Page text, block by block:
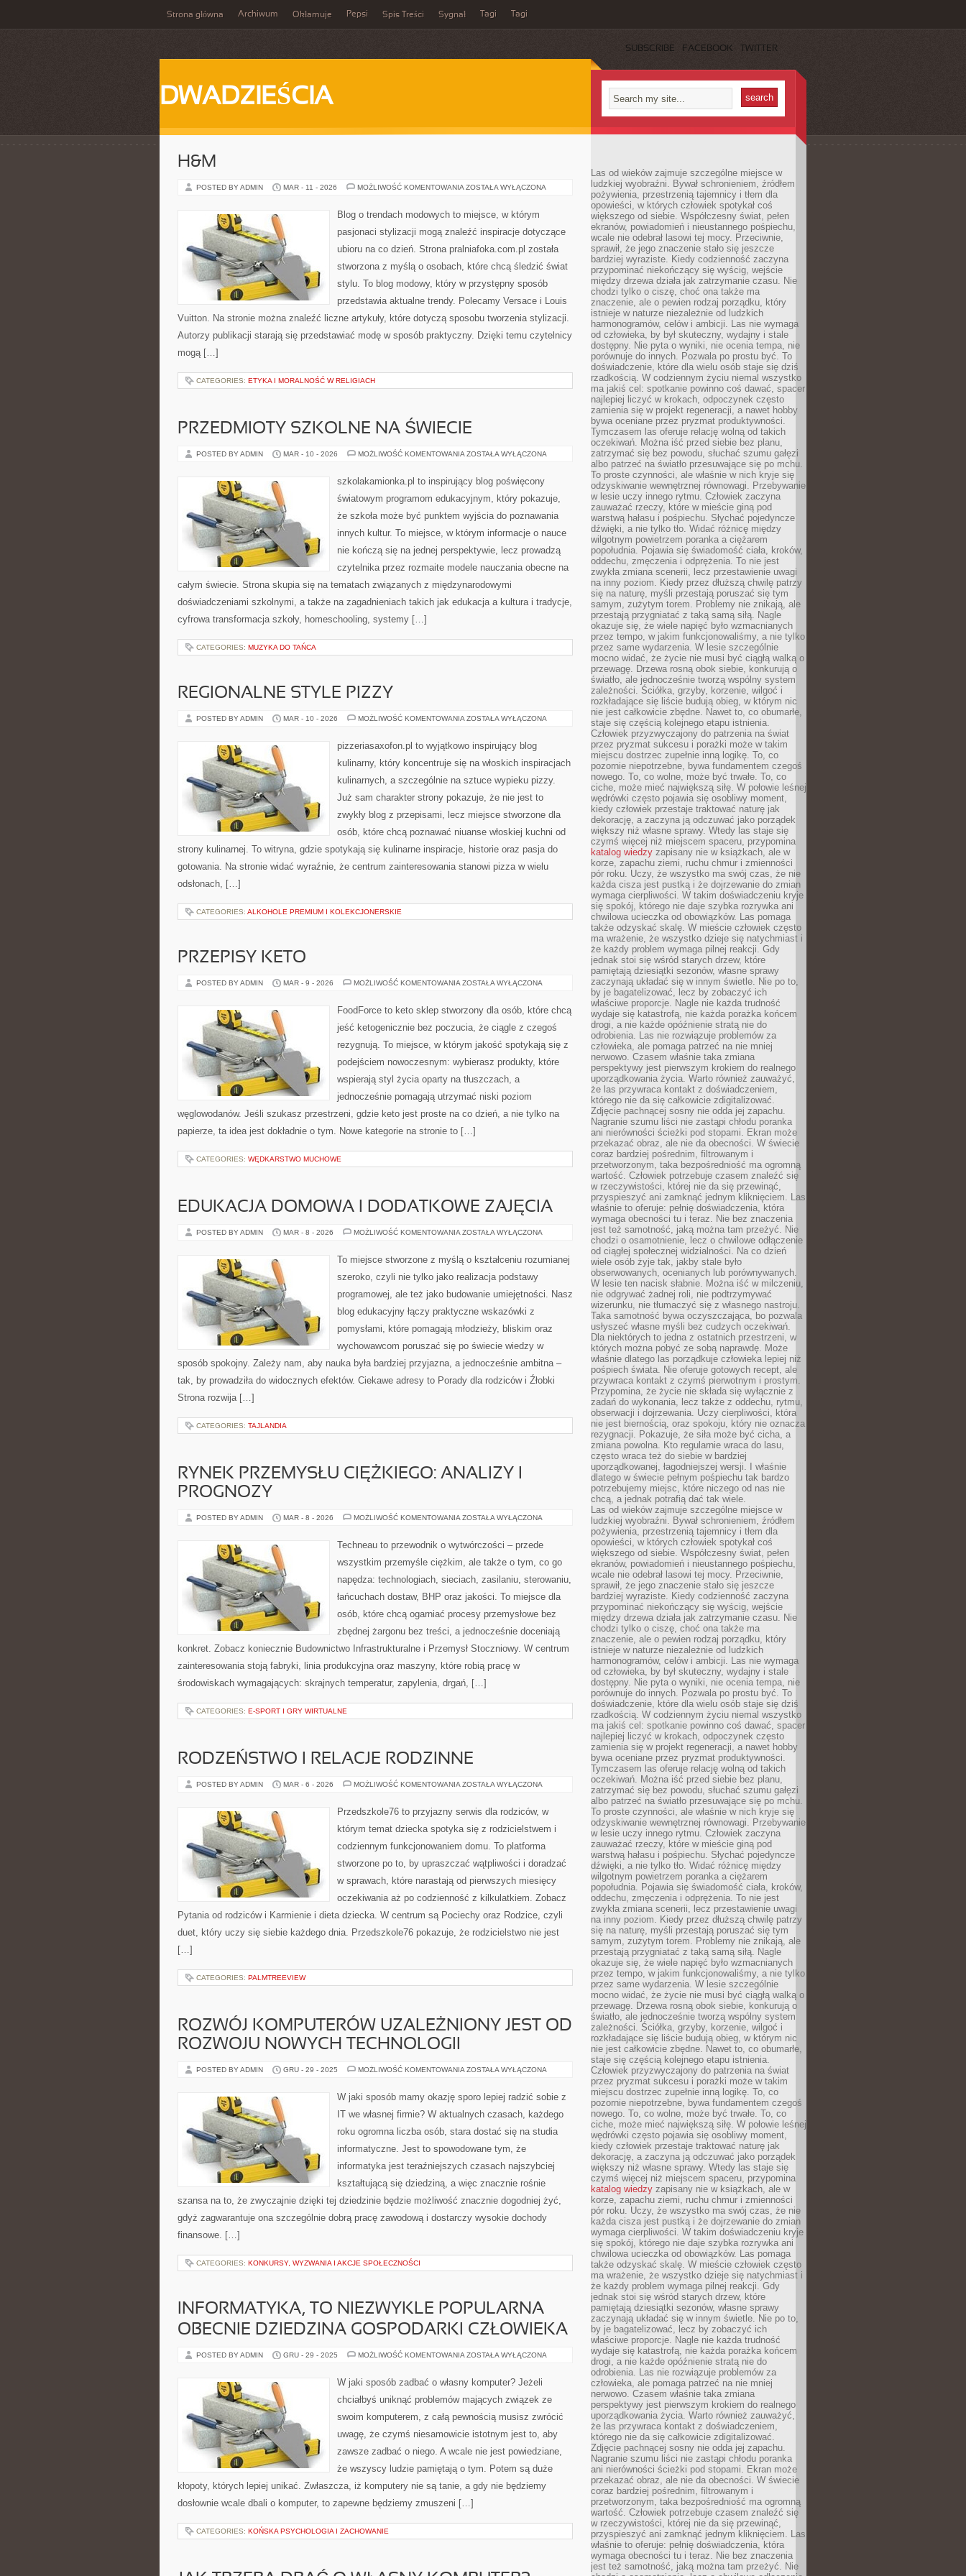
Strona główna Archiwum Okłamuje Pepsi Spis Treści Sygnał Tagi Tagi
SUBSCRIBE FACEBOOK TWITTER
DWADZIEŚCIA
H&M
POSTED BY ADMIN MAR - 11 - 2026 MOŻLIWOŚĆ KOMENTOWANIA H&M
ZOSTAŁA WYŁĄCZONA
Blog o trendach modowych to miejsce, w którym
pasjonaci stylizacji mogą znaleźć inspiracje dotyczące
ubioru na co dzień. Strona pralniafoka.com.pl została
stworzona z myślą o osobach, które chcą śledzić świat
stylu. To blog modowy, który w przystępny sposób
przedstawia aktualne trendy. Polecamy Versace i Louis
Vuitton. Na stronie można znaleźć liczne artykuły, które dotyczą sposobu tworzenia stylizacji.
Autorzy publikacji starają się przedstawiać modę w sposób praktyczny. Dzięki temu czytelnicy
mogą […]
CATEGORIES: ETYKA I MORALNOŚĆ W RELIGIACH
PRZEDMIOTY SZKOLNE NA ŚWIECIE
POSTED BY ADMIN MAR - 10 - 2026 MOŻLIWOŚĆ KOMENTOWANIA PRZEDMIOTY
ŚWIECIE
ZOSTAŁA WYŁĄCZONA
szkolakamionka.pl to inspirujący blog poświęcony
światowym programom edukacyjnym, który pokazuje,
że szkoła może być punktem wyjścia do poznawania
innych kultur. To miejsce, w którym informacje o nauce
nie kończą się na jednej perspektywie, lecz prowadzą
czytelnika przez rozmaite modele nauczania obecne na
całym świecie. Strona skupia się na tematach związanych z międzynarodowymi
doświadczeniami szkolnymi, a także na zagadnieniach takich jak edukacja a kultura i tradycje,
cyfrowa transformacja szkoły, homeschooling, systemy […]
CATEGORIES: MUZYKA DO TAŃCA
REGIONALNE STYLE PIZZY
POSTED BY ADMIN MAR - 10 - 2026 MOŻLIWOŚĆ KOMENTOWANIA REGIONALNE
ZOSTAŁA WYŁĄCZONA
pizzeriasaxofon.pl to wyjątkowo inspirujący blog
kulinarny, który koncentruje się na włoskich inspiracjach
kulinarnych, a szczególnie na sztuce wypieku pizzy.
Już sam charakter strony pokazuje, że nie jest to
zwykły blog z przepisami, lecz miejsce stworzone dla
osób, które chcą poznawać niuanse włoskiej kuchni od
strony kulinarnej. To witryna, gdzie spotykają się kulinarne inspiracje, historie oraz pasja do
gotowania. Na stronie widać wyraźnie, że centrum zainteresowania stanowi pizza w wielu
odsłonach, […]
CATEGORIES: ALKOHOLE PREMIUM I KOLEKCJONERSKIE
PRZEPISY KETO
POSTED BY ADMIN MAR - 9 - 2026 MOŻLIWOŚĆ KOMENTOWANIA PRZEPISY
ZOSTAŁA WYŁĄCZONA
FoodForce to keto sklep stworzony dla osób, które chcą
jeść ketogenicznie bez poczucia, że ciągle z czegoś
rezygnują. To miejsce, w którym jakość spotykają się z
podejściem nowoczesnym: wybierasz produkty, które
wspierają styl życia oparty na tłuszczach, a
jednocześnie pomagają utrzymać niski poziom
węglowodanów. Jeśli szukasz przestrzeni, gdzie keto jest proste na co dzień, a nie tylko na
papierze, ta idea jest dokładnie o tym. Nowe kategorie na stronie to […]
CATEGORIES: WĘDKARSTWO MUCHOWE
EDUKACJA DOMOWA I DODATKOWE ZAJĘCIA
POSTED BY ADMIN MAR - 8 - 2026 MOŻLIWOŚĆ KOMENTOWANIA EDUKACJA
DODATKOWE
ZAJĘCIA
ZOSTAŁA WYŁĄCZONA
To miejsce stworzone z myślą o kształceniu rozumianej
szeroko, czyli nie tylko jako realizacja podstawy
programowej, ale też jako budowanie umiejętności. Nasz
blog edukacyjny łączy praktyczne wskazówki z
pomysłami, które pomagają młodzieży, bliskim oraz
wychowawcom poruszać się po świecie wiedzy w
sposób spokojny. Zależy nam, aby nauka była bardziej przyjazna, a jednocześnie ambitna –
tak, by prowadziła do widocznych efektów. Ciekawe adresy to Porady dla rodziców i Źłobki
Strona rozwija […]
CATEGORIES: TAJLANDIA
RYNEK PRZEMYSŁU CIĘŻKIEGO: ANALIZY I
PROGNOZY
POSTED BY ADMIN MAR - 8 - 2026 MOŻLIWOŚĆ KOMENTOWANIA RYNEK
ANALIZY
I
ZOSTAŁA WYŁĄCZONA
Techneau to przewodnik o wytwórczości – przede
wszystkim przemyśle ciężkim, ale także o tym, co go
napędza: technologiach, sieciach, zasilaniu, sterowaniu,
łańcuchach dostaw, BHP oraz jakości. To miejsce dla
osób, które chcą ogarniać procesy przemysłowe bez
zbędnej żargonu bez treści, a jednocześnie doceniają
konkret. Zobacz koniecznie Budownictwo Infrastrukturalne i Przemysł Stoczniowy. W centrum
zainteresowania stoją fabryki, linia produkcyjna oraz maszyny, które robią pracę w
środowiskach wymagających: skrajnych temperatur, zapylenia, drgań, […]
CATEGORIES: E-SPORT I GRY WIRTUALNE
RODZEŃSTWO I RELACJE RODZINNE
POSTED BY ADMIN MAR - 6 - 2026 MOŻLIWOŚĆ KOMENTOWANIA RODZEŃSTWO
RODZINNE
ZOSTAŁA WYŁĄCZONA
Przedszkole76 to przyjazny serwis dla rodziców, w
którym temat dziecka spotyka się z rodzicielstwem i
codziennym funkcjonowaniem domu. To platforma
stworzone po to, by upraszczać wątpliwości i doradzać
w sprawach, które narastają od pierwszych miesięcy
oczekiwania aż po codzienność z kilkulatkiem. Zobacz
Pytania od rodziców i Karmienie i dieta dziecka. W centrum są Pociechy oraz Rodzice, czyli
duet, który uczy się siebie każdego dnia. Przedszkole76 pokazuje, że rodzicielstwo nie jest
[…]
CATEGORIES: PALMTREEVIEW
ROZWÓJ KOMPUTERÓW UZALEŻNIONY JEST OD
ROZWOJU NOWYCH TECHNOLOGII
POSTED BY ADMIN GRU - 29 - 2025 MOŻLIWOŚĆ KOMENTOWANIA ROZWÓJ
OD
NOWYCH
ZOSTAŁA WYŁĄCZONA
W jaki sposób mamy okazję sporo lepiej radzić sobie z
IT we własnej firmie? W aktualnych czasach, każdego
roku ogromna liczba osób, stara dostać się na studia
informatyczne. Jest to spowodowane tym, że
informatyka jest teraźniejszych czasach najszybciej
kształtującą się dziedziną, a więc znacznie rośnie
szansa na to, że zwyczajnie dzięki tej dziedzinie będzie możliwość znacznie dogodniej żyć,
gdyż zagwarantuje ona szczególnie dobrą pracę zawodową i dostarczy wysokie dochody
finansowe. […]
CATEGORIES: KONKURSY, WYZWANIA I AKCJE SPOŁECZNOŚCI
INFORMATYKA, TO NIEZWYKLE POPULARNA
OBECNIE DZIEDZINA GOSPODARKI CZŁOWIEKA
POSTED BY ADMIN GRU - 29 - 2025 MOŻLIWOŚĆ KOMENTOWANIA INFORMATYKA,
POPULARNA
OBECNIE
GOSPODARKI
ZOSTAŁA WYŁĄCZONA
W jaki sposób zadbać o własny komputer? Jeżeli
chciałbyś uniknąć problemów mających związek ze
swoim komputerem, z całą pewnością musisz zwrócić
uwagę, że czymś niesamowicie istotnym jest to, aby
zawsze zadbać o niego. A wcale nie jest powiedziane,
że wszyscy ludzie pamiętają o tym. Potem są duże
kłopoty, których lepiej unikać. Zwłaszcza, iż komputery nie są tanie, a gdy nie będziemy
dosłownie wcale dbali o komputer, to zapewne będziemy zmuszeni […]
CATEGORIES: KOŃSKA PSYCHOLOGIA I ZACHOWANIE
Las od wieków zajmuje szczególne miejsce w
ludzkiej wyobraźni. Bywał schronieniem, źródłem
pożywienia, przestrzenią tajemnicy i tłem dla
opowieści, w których człowiek spotykał coś
większego od siebie. Współczesny świat, pełen
ekranów, powiadomień i nieustannego pośpiechu,
wcale nie odebrał lasowi tej mocy. Przeciwnie,
sprawił, że jego znaczenie stało się jeszcze
bardziej wyraziste. Kiedy codzienność zaczyna
przypominać niekończący się wyścig, wejście
między drzewa działa jak zatrzymanie czasu. Nie
chodzi tylko o ciszę, choć ona także ma
znaczenie, ale o pewien rodzaj porządku, który
istnieje w naturze niezależnie od ludzkich
harmonogramów, celów i ambicji. Las nie wymaga
od człowieka, by był skuteczny, wydajny i stale
dostępny. Nie pyta o wyniki, nie ocenia tempa, nie
porównuje do innych. Pozwala po prostu być. To
doświadczenie, które dla wielu osób staje się dziś
rzadkością. W codziennym życiu niemal wszystko
ma jakiś cel: spotkanie powinno coś dawać, spacer
najlepiej liczyć w krokach, odpoczynek często
zamienia się w projekt regeneracji, a nawet hobby
bywa oceniane przez pryzmat produktywności.
Tymczasem las oferuje relację wolną od takich
oczekiwań. Można iść przed siebie bez planu,
zatrzymać się bez powodu, słuchać szumu gałęzi
albo patrzeć na światło przesuwające się po mchu.
To proste czynności, ale właśnie w nich kryje się
odzyskiwanie wewnętrznej równowagi. Przebywanie
w lesie uczy innego rytmu. Człowiek zaczyna
zauważać rzeczy, które w mieście giną pod
warstwą hałasu i pośpiechu. Słychać pojedyncze
dźwięki, a nie tylko tło. Widać różnicę między
wilgotnym powietrzem poranka a ciężarem
popołudnia. Pojawia się świadomość ciała, kroków,
oddechu, zmęczenia i odprężenia. To nie jest
zwykła zmiana scenerii, lecz przestawienie uwagi
na inny poziom. Kiedy przez dłuższą chwilę patrzy
się na naturę, myśli przestają poruszać się tym
samym, zużytym torem. Problemy nie znikają, ale
przestają przygniatać z taką samą siłą. Nagle
okazuje się, że wiele napięć było wzmacnianych
przez tempo, w jakim funkcjonowaliśmy, a nie tylko
przez same wydarzenia. W lesie szczególnie
mocno widać, że życie nie musi być ciągłą walką o
przewagę. Drzewa rosną obok siebie, konkurują o
światło, ale jednocześnie tworzą wspólny system
zależności. Ściółka, grzyby, korzenie, wilgoć i
rozkładające się liście budują obieg, w którym nic
nie jest całkowicie zbędne. Nawet to, co obumarłe,
staje się częścią kolejnego etapu istnienia.
Człowiek przyzwyczajony do patrzenia na świat
przez pryzmat sukcesu i porażki może w takim
miejscu dostrzec zupełnie inną logikę. To, co
pozornie niepotrzebne, bywa fundamentem czegoś
nowego. To, co wolne, może być trwałe. To, co
ciche, może mieć największą siłę. W połowie leśnej
wędrówki często pojawia się osobliwy moment,
kiedy człowiek przestaje traktować naturę jak
dekorację, a zaczyna ją odczuwać jako porządek
większy niż własne sprawy. Wtedy las staje się
czymś więcej niż miejscem spaceru, przypomina
katalog wiedzy zapisany nie w książkach, ale w
korze, zapachu ziemi, ruchu chmur i zmienności
pór roku. Uczy, że wszystko ma swój czas, że nie
każda cisza jest pustką i że dojrzewanie do zmian
wymaga cierpliwości. W takim doświadczeniu kryje
się spokój, którego nie daje szybka rozrywka ani
chwilowa ucieczka od obowiązków. Las pomaga
także odzyskać skalę. W mieście człowiek często
ma wrażenie, że wszystko dzieje się natychmiast i
że każdy problem wymaga pilnej reakcji. Gdy
jednak stoi się wśród starych drzew, które
pamiętają dziesiątki sezonów, własne sprawy
zaczynają układać się w innym świetle. Nie po to,
by je bagatelizować, lecz by zobaczyć ich
właściwe proporcje. Nagle nie każda trudność
wydaje się katastrofą, nie każda porażka końcem
drogi, a nie każde opóźnienie stratą nie do
odrobienia. Las nie rozwiązuje problemów za
człowieka, ale pomaga patrzeć na nie mniej
nerwowo. Czasem właśnie taka zmiana
perspektywy jest pierwszym krokiem do realnego
uporządkowania życia. Warto również zauważyć,
że las przywraca kontakt z doświadczeniem,
którego nie da się całkowicie zdigitalizować.
Zdjęcie pachnącej sosny nie odda jej zapachu.
Nagranie szumu liści nie zastąpi chłodu poranka
ani nierówności ścieżki pod stopami. Ekran może
przekazać obraz, ale nie da obecności. W świecie
coraz bardziej pośrednim, filtrowanym i
przetworzonym, taka bezpośredniość ma ogromną
wartość. Człowiek potrzebuje czasem znaleźć się
w rzeczywistości, której nie da się przewinąć,
przyspieszyć ani zamknąć jednym kliknięciem. Las
właśnie to oferuje: pełnię doświadczenia, która
wymaga obecności tu i teraz. Nie bez znaczenia
jest też samotność, jaką można tam przeżyć. Nie
chodzi o osamotnienie, lecz o chwilowe odłączenie
od ciągłej społecznej widzialności. Na co dzień
wiele osób żyje tak, jakby stale było
obserwowanych, ocenianych lub porównywanych.
W lesie ten nacisk słabnie. Można iść w milczeniu,
nie odgrywać żadnej roli, nie podtrzymywać
wizerunku, nie tłumaczyć się z własnego nastroju.
Taka samotność bywa oczyszczająca, bo pozwala
usłyszeć własne myśli bez cudzych oczekiwań.
Dla niektórych to jedna z ostatnich przestrzeni, w
których można pobyć ze sobą naprawdę. Może
właśnie dlatego las porządkuje człowieka lepiej niż
pośpiech świata. Nie oferuje gotowych recept, ale
przywraca kontakt z czymś pierwotnym i prostym.
Przypomina, że życie nie składa się wyłącznie z
zadań do wykonania, lecz także z oddechu, rytmu,
obserwacji i dojrzewania. Uczy cierpliwości, która
nie jest biernością, oraz spokoju, który nie oznacza
rezygnacji. Pokazuje, że siła może być cicha, a
zmiana powolna. Kto regularnie wraca do lasu,
często wraca też do siebie w bardziej
uporządkowanej, łagodniejszej wersji. I właśnie
dlatego w świecie pełnym pośpiechu tak bardzo
potrzebujemy miejsc, które niczego od nas nie
chcą, a jednak potrafią dać tak wiele.
Las od wieków zajmuje szczególne miejsce w
ludzkiej wyobraźni. Bywał schronieniem, źródłem
pożywienia, przestrzenią tajemnicy i tłem dla
opowieści, w których człowiek spotykał coś
większego od siebie. Współczesny świat, pełen
ekranów, powiadomień i nieustannego pośpiechu,
wcale nie odebrał lasowi tej mocy. Przeciwnie,
sprawił, że jego znaczenie stało się jeszcze
bardziej wyraziste. Kiedy codzienność zaczyna
przypominać niekończący się wyścig, wejście
między drzewa działa jak zatrzymanie czasu. Nie
chodzi tylko o ciszę, choć ona także ma
znaczenie, ale o pewien rodzaj porządku, który
istnieje w naturze niezależnie od ludzkich
harmonogramów, celów i ambicji. Las nie wymaga
od człowieka, by był skuteczny, wydajny i stale
dostępny. Nie pyta o wyniki, nie ocenia tempa, nie
porównuje do innych. Pozwala po prostu być. To
doświadczenie, które dla wielu osób staje się dziś
rzadkością. W codziennym życiu niemal wszystko
ma jakiś cel: spotkanie powinno coś dawać, spacer
najlepiej liczyć w krokach, odpoczynek często
zamienia się w projekt regeneracji, a nawet hobby
bywa oceniane przez pryzmat produktywności.
Tymczasem las oferuje relację wolną od takich
oczekiwań. Można iść przed siebie bez planu,
zatrzymać się bez powodu, słuchać szumu gałęzi
albo patrzeć na światło przesuwające się po mchu.
To proste czynności, ale właśnie w nich kryje się
odzyskiwanie wewnętrznej równowagi. Przebywanie
w lesie uczy innego rytmu. Człowiek zaczyna
zauważać rzeczy, które w mieście giną pod
warstwą hałasu i pośpiechu. Słychać pojedyncze
dźwięki, a nie tylko tło. Widać różnicę między
wilgotnym powietrzem poranka a ciężarem
popołudnia. Pojawia się świadomość ciała, kroków,
oddechu, zmęczenia i odprężenia. To nie jest
zwykła zmiana scenerii, lecz przestawienie uwagi
na inny poziom. Kiedy przez dłuższą chwilę patrzy
się na naturę, myśli przestają poruszać się tym
samym, zużytym torem. Problemy nie znikają, ale
przestają przygniatać z taką samą siłą. Nagle
okazuje się, że wiele napięć było wzmacnianych
przez tempo, w jakim funkcjonowaliśmy, a nie tylko
przez same wydarzenia. W lesie szczególnie
mocno widać, że życie nie musi być ciągłą walką o
przewagę. Drzewa rosną obok siebie, konkurują o
światło, ale jednocześnie tworzą wspólny system
zależności. Ściółka, grzyby, korzenie, wilgoć i
rozkładające się liście budują obieg, w którym nic
nie jest całkowicie zbędne. Nawet to, co obumarłe,
staje się częścią kolejnego etapu istnienia.
Człowiek przyzwyczajony do patrzenia na świat
przez pryzmat sukcesu i porażki może w takim
miejscu dostrzec zupełnie inną logikę. To, co
pozornie niepotrzebne, bywa fundamentem czegoś
nowego. To, co wolne, może być trwałe. To, co
ciche, może mieć największą siłę. W połowie leśnej
wędrówki często pojawia się osobliwy moment,
kiedy człowiek przestaje traktować naturę jak
dekorację, a zaczyna ją odczuwać jako porządek
większy niż własne sprawy. Wtedy las staje się
czymś więcej niż miejscem spaceru, przypomina
katalog wiedzy zapisany nie w książkach, ale w
korze, zapachu ziemi, ruchu chmur i zmienności
pór roku. Uczy, że wszystko ma swój czas, że nie
każda cisza jest pustką i że dojrzewanie do zmian
wymaga cierpliwości. W takim doświadczeniu kryje
się spokój, którego nie daje szybka rozrywka ani
chwilowa ucieczka od obowiązków. Las pomaga
także odzyskać skalę. W mieście człowiek często
ma wrażenie, że wszystko dzieje się natychmiast i
że każdy problem wymaga pilnej reakcji. Gdy
jednak stoi się wśród starych drzew, które
pamiętają dziesiątki sezonów, własne sprawy
zaczynają układać się w innym świetle. Nie po to,
by je bagatelizować, lecz by zobaczyć ich
właściwe proporcje. Nagle nie każda trudność
wydaje się katastrofą, nie każda porażka końcem
drogi, a nie każde opóźnienie stratą nie do
odrobienia. Las nie rozwiązuje problemów za
człowieka, ale pomaga patrzeć na nie mniej
nerwowo. Czasem właśnie taka zmiana
perspektywy jest pierwszym krokiem do realnego
uporządkowania życia. Warto również zauważyć,
że las przywraca kontakt z doświadczeniem,
którego nie da się całkowicie zdigitalizować.
Zdjęcie pachnącej sosny nie odda jej zapachu.
Nagranie szumu liści nie zastąpi chłodu poranka
ani nierówności ścieżki pod stopami. Ekran może
przekazać obraz, ale nie da obecności. W świecie
coraz bardziej pośrednim, filtrowanym i
przetworzonym, taka bezpośredniość ma ogromną
wartość. Człowiek potrzebuje czasem znaleźć się
w rzeczywistości, której nie da się przewinąć,
przyspieszyć ani zamknąć jednym kliknięciem. Las
właśnie to oferuje: pełnię doświadczenia, która
wymaga obecności tu i teraz. Nie bez znaczenia
jest też samotność, jaką można tam przeżyć. Nie